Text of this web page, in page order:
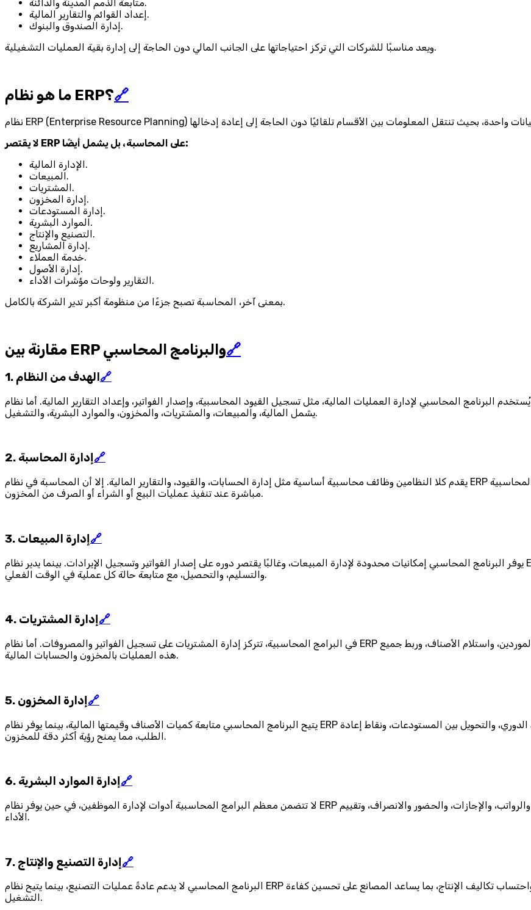
متابعة الذمم المدينة والدائنة.
إعداد القوائم والتقارير المالية.
إدارة الصندوق والبنوك.
ويعد مناسبًا للشركات التي تركز احتياجاتها على الجانب المالي دون الحاجة إلى إدارة بقية العمليات التشغيلية.
ما هو نظام ERP؟🔗
لا يقتصر ERP على المحاسبة، بل يشمل أيضًا:
الإدارة المالية.
المبيعات.
المشتريات.
إدارة المخزون.
إدارة المستودعات.
الموارد البشرية.
التصنيع والإنتاج.
إدارة المشاريع.
خدمة العملاء.
إدارة الأصول.
التقارير ولوحات مؤشرات الأداء.
بمعنى آخر، المحاسبة تصبح جزءًا من منظومة أكبر تدير الشركة بالكامل.
مقارنة بين ERP والبرنامج المحاسبي🔗
1. الهدف من النظام 🔗
يُستخدم البرنامج المحاسبي لإدارة العمليات المالية، مثل تسجيل القيود المحاسبية، وإصدار الفواتير، وإعداد التقارير المالية. أما نظام ERP فيتجاوز ذلك ليصبح منصة متكاملة تدير جميع عمليات الشركة، بما
يشمل المالية، والمبيعات، والمشتريات، والمخزون، والموارد البشرية، والتشغيل.
2. إدارة المحاسبة🔗
يقدم كلا النظامين وظائف محاسبية أساسية مثل إدارة الحسابات، والقيود، والتقارير المالية. إلا أن المحاسبة في نظام ERP تكون مرتبطة تلقائيًا بجميع العمليات الأخرى، بحيث تُنشأ القيود المحاسبية
مباشرة عند تنفيذ عمليات البيع أو الشراء أو الصرف من المخزون.
3. إدارة المبيعات 🔗
يوفر البرنامج المحاسبي إمكانيات محدودة لإدارة المبيعات، وغالبًا يقتصر دوره على إصدار الفواتير وتسجيل الإيرادات. بينما يدير نظام ERP دورة البيع كاملة، بدءًا من عرض السعر، ثم الطلب، والفاتورة،
والتسليم، والتحصيل، مع متابعة حالة كل عملية في الوقت الفعلي.
4. إدارة المشتريات 🔗
في البرامج المحاسبية، تتركز إدارة المشتريات على تسجيل الفواتير والمصروفات. أما نظام ERP فيدير دورة الشراء بالكامل، بدءًا من طلبات الشراء، واعتمادها، واختيار الموردين، واستلام الأصناف، وربط جميع
هذه العمليات بالمخزون والحسابات المالية.
5. إدارة المخزون 🔗
يتيح البرنامج المحاسبي متابعة كميات الأصناف وقيمتها المالية، بينما يوفر نظام ERP إمكانيات أوسع تشمل إدارة المستودعات، وتتبع حركة الأصناف، والجرد الدوري، والتحويل بين المستودعات، ونقاط إعادة
الطلب، مما يمنح رؤية أكثر دقة للمخزون.
6. إدارة الموارد البشرية 🔗
لا تتضمن معظم البرامج المحاسبية أدوات لإدارة الموظفين، في حين يوفر نظام ERP وحدات متخصصة لإدارة الموارد البشرية تشمل ملفات الموظفين، والرواتب، والإجازات، والحضور والانصراف، وتقييم
الأداء.
7. إدارة التصنيع والإنتاج🔗
البرنامج المحاسبي لا يدعم عادةً عمليات التصنيع، بينما يتيح نظام ERP إدارة أوامر الإنتاج، وتتبع مراحل التصنيع، وإدارة المواد الخام، واحتساب تكاليف الإنتاج، بما يساعد المصانع على تحسين كفاءة
التشغيل.